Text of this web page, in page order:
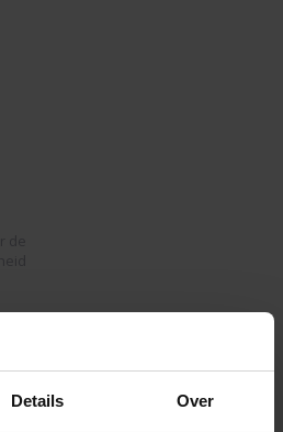
Details Over